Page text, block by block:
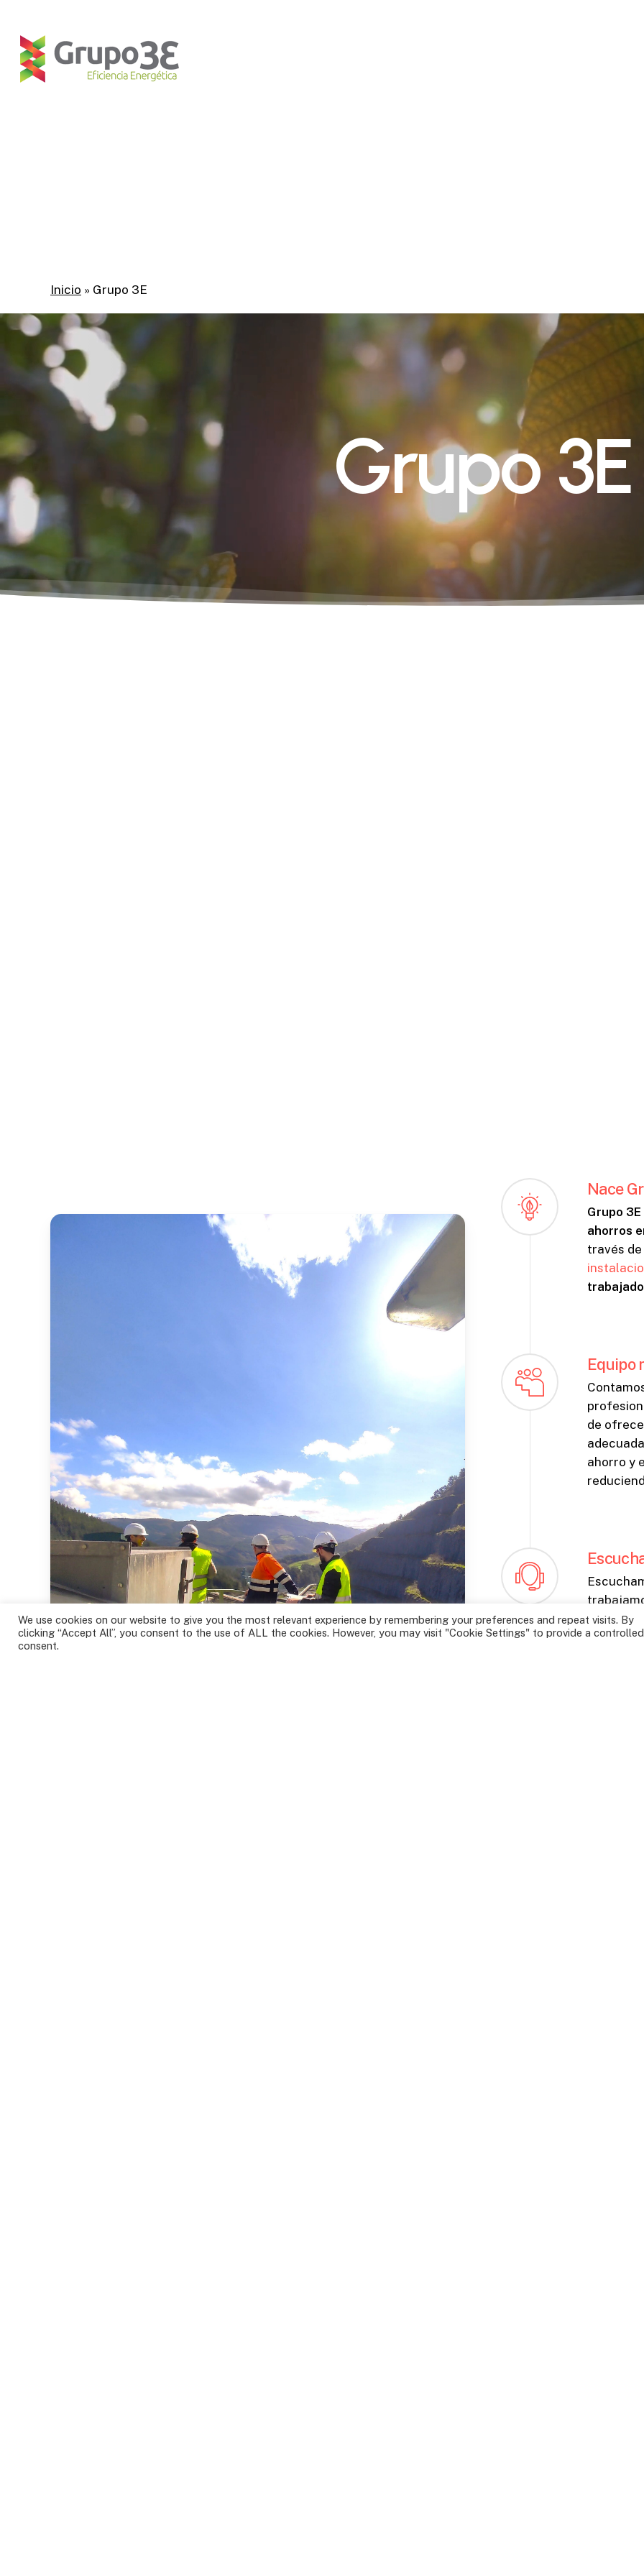
main
content
Inicio » Grupo 3E
Grupo3E
Nace
Grupo 3E
ahorros
través de
Equipo
de
ahorro y
completo.
We use cookies on our website to give you the most relevant experience by remembering your preferences and repeat visits. By
clicking “Accept All”, you consent to the use of ALL the cookies. However, you may visit "Cookie Settings" to provide a controlled
consent.